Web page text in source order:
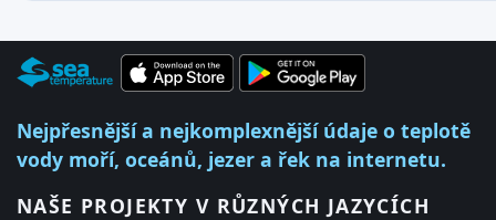
Nejpřesnější a nejkomplexnější údaje o teplotě
vody moří, oceánů, jezer a řek na internetu.
NAŠE PROJEKTY V RŮZNÝCH JAZYCÍCH